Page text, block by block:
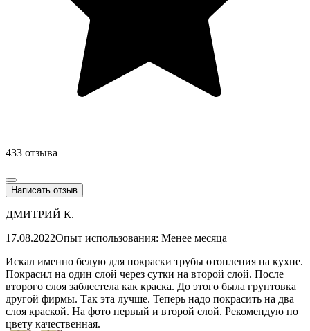
433 отзыва
Написать отзыв
ДМИТРИЙ К.
17.08.2022Опыт использования: Менее месяца
Искал именно белую для покраски трубы отопления на кухне.
Покрасил на один слой через сутки на второй слой. После
второго слоя заблестела как краска. До этого была грунтовка
другой фирмы. Так эта лучше. Теперь надо покрасить на два
слоя краской. На фото первый и второй слой. Рекомендую по
цвету качественная.